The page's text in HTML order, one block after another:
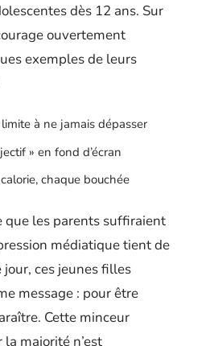
dès 12 ans. Sur
ouvertement
exemples de leurs
à ne jamais dépasser
» en fond d’écran
chaque bouchée
que les parents suffiraient
médiatique tient de
jour, ces jeunes filles
message : pour être
Cette minceur
majorité n’est